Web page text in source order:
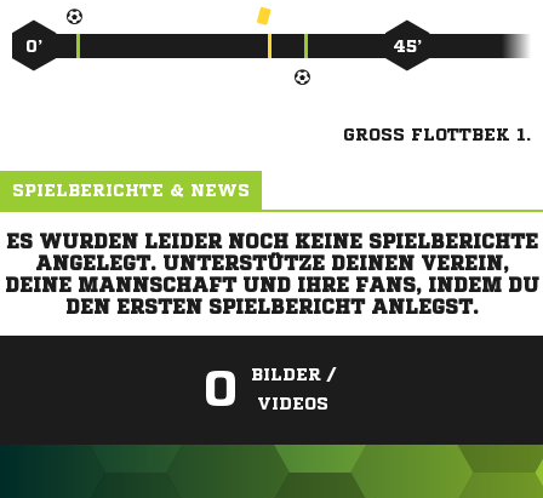
0’ 45’
GROSS FLOTTBEK 1.
SPIELBERICHTE & NEWS
ES WURDEN LEIDER NOCH KEINE SPIELBERICHTE
ANGELEGT. UNTERSTÜTZE DEINEN VEREIN,
DEINE MANNSCHAFT UND IHRE FANS, INDEM DU
DEN ERSTEN SPIELBERICHT ANLEGST.
0
BILDER /
VIDEOS